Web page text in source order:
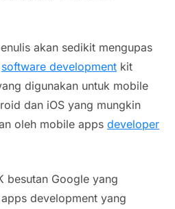
akan sedikit mengupas
software development kit
digunakan untuk mobile
dan iOS yang mungkin
oleh mobile apps developer
besutan Google yang
development yang